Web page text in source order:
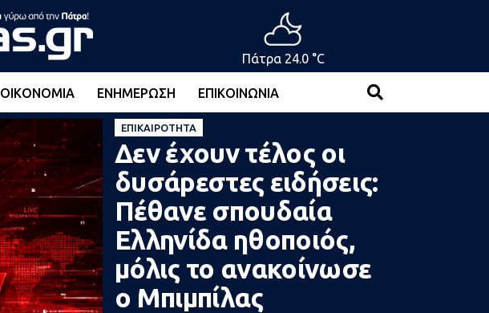
Πάτρα 24.0 °C
ΟΙΚΟΝΟΜΊΑ ΕΝΗΜΈΡΩΣΗ ΕΠΙΚΟΙΝΩΝΊΑ
ΕΠΙΚΑΙΡΌΤΗΤΑ
Δεν έχουν τέλος οι
δυσάpεστες ειδήσεις:
Πέθαvε σπουδαία
Ελληνίδα ηθοποιός,
μόλις το ανακοίνωσε
ο Μπιμπίλας